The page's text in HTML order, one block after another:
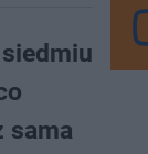
sama